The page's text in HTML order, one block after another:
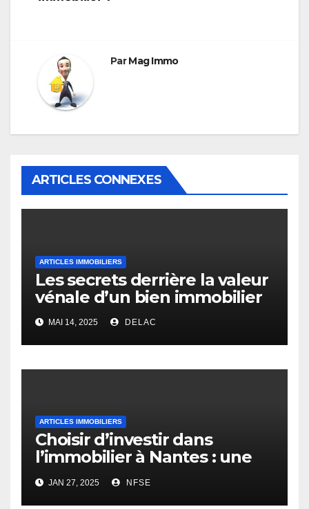
ParMag Immo
ARTICLES CONNEXES
ARTICLES IMMOBILIERS
Les secrets derrière la valeur
vénale d’un bien immobilier
MAI 14, 2025 DELAC
ARTICLES IMMOBILIERS
Choisir d’investir dans
l’immobilier à Nantes : une
opportunité rentable
JAN 27, 2025 NFSE